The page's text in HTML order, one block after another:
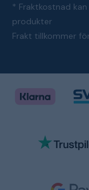
* Fraktkostnad
produkter
Frakt tillkommer